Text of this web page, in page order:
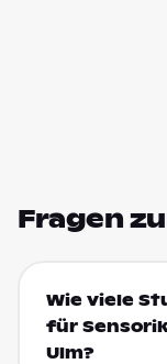
Fragen
Wie viele
für
Ulm?